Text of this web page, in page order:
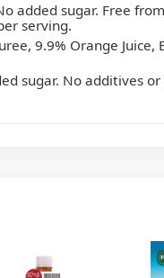
added sugar. Free
serving.
9.9% Orange Juice,
sugar. No additives